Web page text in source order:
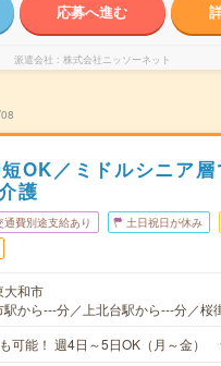
応募へ進む
派遣会社 株式会社ニッソーネット
OK／ミドルシニア層
護
通費別途支給あり 土日祝日が休み
大和市
駅から---分／上北台駅から---分／桜
可能！ 週4日～5日OK（月～金